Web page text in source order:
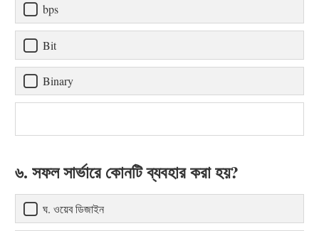
bps
Bit
Binary
৬. সফল সার্ভারে কোনটি ব্যবহার করা হয়?
ঘ. ওয়েব ডিজাইন